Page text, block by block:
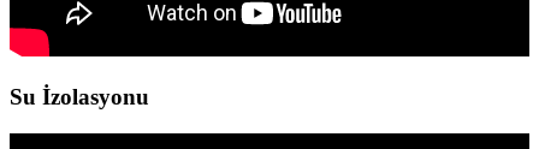
Su İzolasyonu